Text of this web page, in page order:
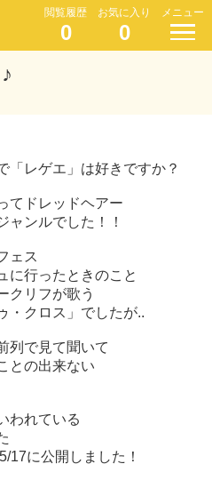
閲覧履歴
0
お気に入り
0
メニュー
「レゲエ」は好きですか？
てドレッドヘアー
ャンルでした！！
ェス
に行ったときのこと
クリフが歌う
・クロス」でしたが..
列で見て聞いて
との出来ない
われている
17に公開しました！